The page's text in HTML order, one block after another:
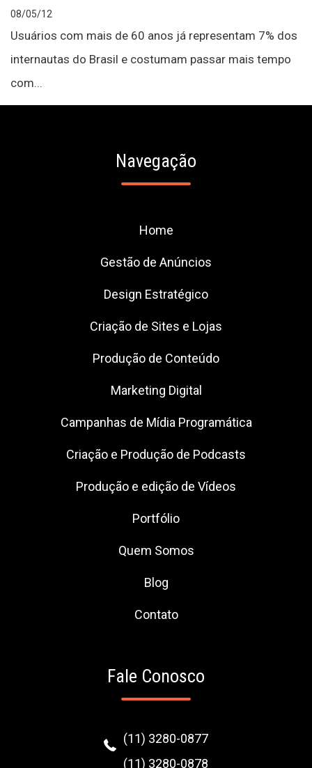
08/05/12
Usuários com mais de 60 anos já representam 7% dos
internautas do Brasil e costumam passar mais tempo
com...
Navegação
Home
Gestão de Anúncios
Design Estratégico
Criação de Sites e Lojas
Produção de Conteúdo
Marketing Digital
Campanhas de Mídia Programática
Criação e Produção de Podcasts
Produção e edição de Vídeos
Portfólio
Quem Somos
Blog
Contato
Fale Conosco
(11) 3280-0877
(11) 3280-0878